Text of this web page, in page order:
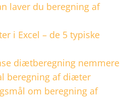
laver du beregning af
i Excel – de 5 typiske
diætberegning nemmere
beregning af diæter
om beregning af